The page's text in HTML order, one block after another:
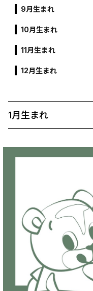
9月生まれ
10月生まれ
11月生まれ
12月生まれ
1月生まれ